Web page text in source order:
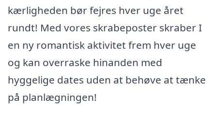
kærligheden bør fejres hver uge året
rundt! Med vores skrabeposter skraber I
en ny romantisk aktivitet frem hver uge
og kan overraske hinanden med
hyggelige dates uden at behøve at tænke
på planlægningen!